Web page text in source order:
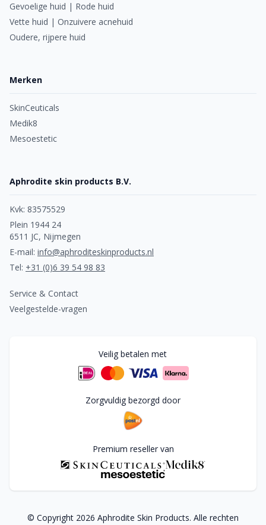
Gevoelige huid | Rode huid
Vette huid | Onzuivere acnehuid
Oudere, rijpere huid
Merken
SkinCeuticals
Medik8
Mesoestetic
Aphrodite skin products B.V.
Kvk: 83575529
Plein 1944 24
6511 JC, Nijmegen
E-mail: info@aphroditeskinproducts.nl
Tel: +31 (0)6 39 54 98 83
Service & Contact
Veelgestelde-vragen
Veilig betalen met
Zorgvuldig bezorgd door
Premium reseller van
© Copyright 2026 Aphrodite Skin Products. Alle rechten